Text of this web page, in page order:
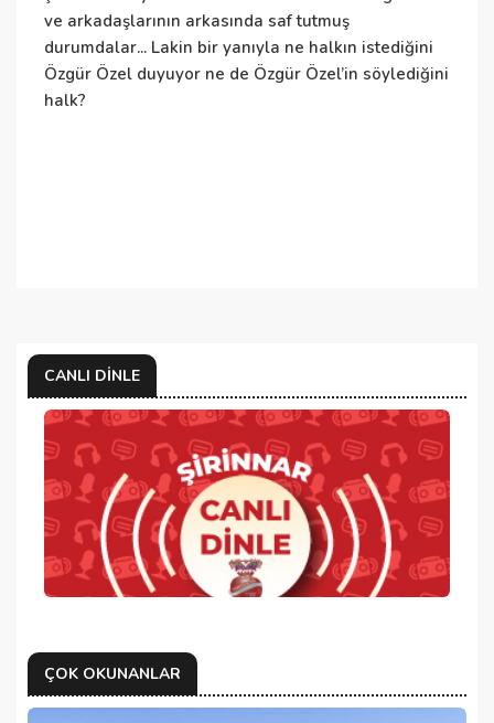
ve arkadaşlarının arkasında saf tutmuş
durumdalar... Lakin bir yanıyla ne halkın istediğini
Özgür Özel duyuyor ne de Özgür Özel’in söylediğini
halk?
CANLI DINLE
ÇOK OKUNANLAR